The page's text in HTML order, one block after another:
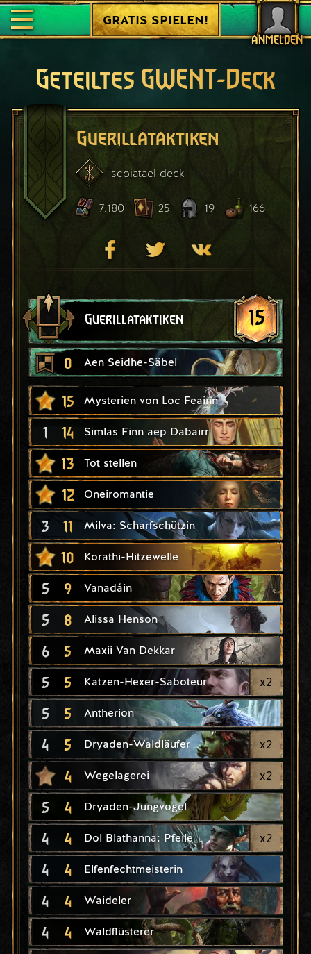
ANMELDEN
GRATIS SPIELEN!
Geteiltes GWENT-Deck
Guerillataktiken
scoiatael deck
7.180 25 19 166
Guerillataktiken 15
0 Aen Seidhe-Säbel
15 Mysterien von Loc Feainn
1 14 Simlas Finn aep Dabairr
13 Tot stellen
12 Oneiromantie
3 11 Milva: Scharfschützin
10 Korathi-Hitzewelle
5 9 Vanadáin
5 8 Alissa Henson
6 5 Maxii Van Dekkar
5 5 Katzen-Hexer-Saboteur x2
5 5 Antherion
4 5 Dryaden-Waldläufer x2
4 Wegelagerei x2
5 4 Dryaden-Jungvogel
4 4 Dol Blathanna: Pfeile x2
4 4 Elfenfechtmeisterin
4 4 Waideler
4 4 Waldflüsterer